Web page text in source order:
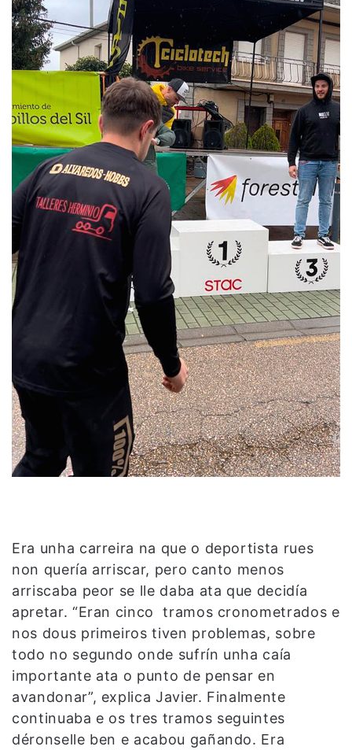
Era unha carreira na que o deportista rues
non quería arriscar, pero canto menos
arriscaba peor se lle daba ata que decidía
apretar. “Eran cinco tramos cronometrados e
nos dous primeiros tiven problemas, sobre
todo no segundo onde sufrín unha caía
importante ata o punto de pensar en
avandonar”, explica Javier. Finalmente
continuaba e os tres tramos seguintes
déronselle ben e acabou gañando. Era